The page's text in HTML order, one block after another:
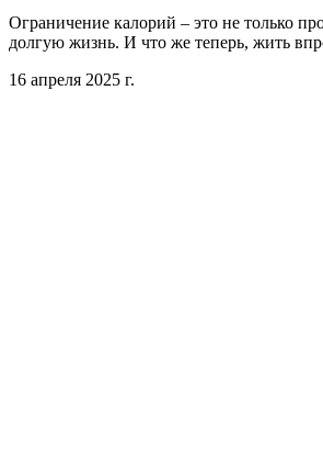
Ограничение калорий – это не только
долгую жизнь. И что же теперь, жить
16 апреля 2025 г.